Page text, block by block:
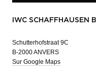
IWC SCHAFFHAUSEN
Schutterhofstraat 9C
B-2000 ANVERS
Sur Google Maps